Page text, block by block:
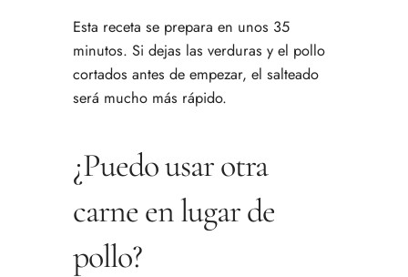
Esta receta se prepara en unos 35
minutos. Si dejas las verduras y el pollo
cortados antes de empezar, el salteado
será mucho más rápido.
¿Puedo usar otra
carne en lugar de
pollo?